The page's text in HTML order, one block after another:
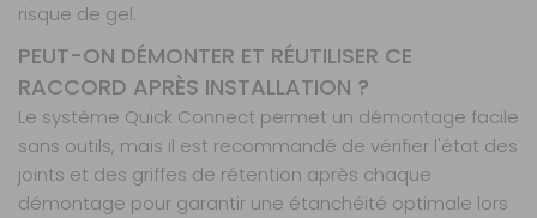
risque de gel.
PEUT-ON DÉMONTER ET RÉUTILISER CE
RACCORD APRÈS INSTALLATION ?
Le système Quick Connect permet un démontage facile
sans outils, mais il est recommandé de vérifier l'état des
joints et des griffes de rétention après chaque
démontage pour garantir une étanchéité optimale lors